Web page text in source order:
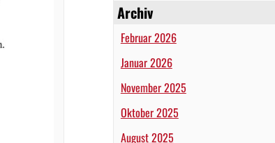
Archiv
Februar 2026
Januar 2026
November 2025
Oktober 2025
August 2025